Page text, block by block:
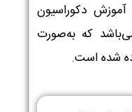
آموزش دکوراسیون
که به‌صورت
شده است.